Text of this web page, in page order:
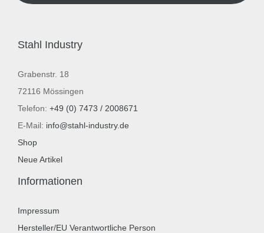
Stahl Industry
Grabenstr. 18
72116 Mössingen
Telefon: +49 (0) 7473 / 2008671
E-Mail: info@stahl-industry.de
Shop
Neue Artikel
Informationen
Impressum
Hersteller/EU Verantwortliche Person